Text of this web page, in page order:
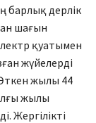
барлық дерлік
шағын
қуаты­мен
жүйелерді
жылы 44
жылы
Жергі­лікті